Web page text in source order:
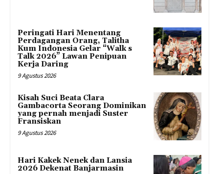
Peringati Hari Menentang
Perdagangan Orang, Talitha
Kum Indonesia Gelar “Walk s
Talk 2026” Lawan Penipuan
Kerja Daring
9 Agustus 2026
Kisah Suci Beata Clara
Gambacorta Seorang Dominikan
yang pernah menjadi Suster
Fransiskan
9 Agustus 2026
Hari Kakek Nenek dan Lansia
2026 Dekenat Banjarmasin